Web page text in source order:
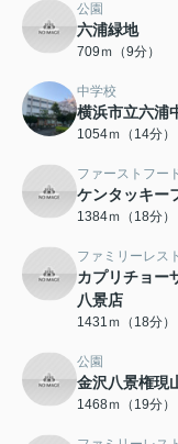
公園
六浦緑地
709ｍ（9分）
中学校
横浜市立六浦
1054ｍ（14分）
ファーストフー
ケンタッキー
1384ｍ（18分）
ファミリーレス
カプリチョー
八景店
1431ｍ（18分）
公園
金沢八景権現
1468ｍ（19分）